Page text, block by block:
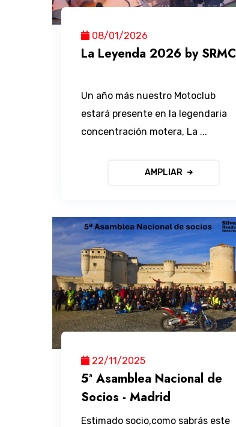
08/01/2026
La Leyenda 2026 by SRMC
Un año más nuestro Motoclub
estará presente en la legendaria
concentración motera, La ...
AMPLIAR
22/11/2025
5ª Asamblea Nacional de
Socios - Madrid
Estimado socio,como sabrás este